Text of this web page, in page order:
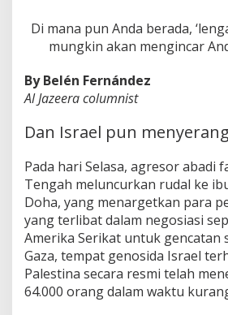
Di mana pun Anda berada,
mungkin akan mengincar
By Belén Fernández
Al Jazeera columnist
Dan Israel pun
Pada hari Selasa, agresor abadi
Tengah meluncurkan rudal ke
Doha, yang menargetkan para
yang terlibat dalam negosiasi
Amerika Serikat untuk gencatan
Gaza, tempat genosida Israel
Palestina secara resmi telah
64.000 orang dalam waktu